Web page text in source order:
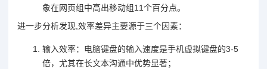
象在网页组中高出移动组11个百分点。
进一步分析发现,效率差异主要源于三个因素：
输入效率：电脑键盘的输入速度是手机虚拟键盘的3-5
倍，尤其在长文本沟通中优势显著；